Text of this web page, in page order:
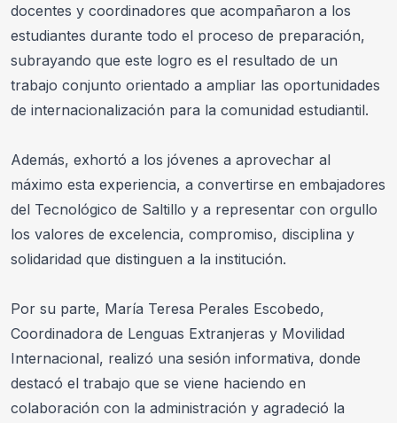
docentes y coordinadores que acompañaron a los
estudiantes durante todo el proceso de preparación,
subrayando que este logro es el resultado de un
trabajo conjunto orientado a ampliar las oportunidades
de internacionalización para la comunidad estudiantil.
Además, exhortó a los jóvenes a aprovechar al
máximo esta experiencia, a convertirse en embajadores
del Tecnológico de Saltillo y a representar con orgullo
los valores de excelencia, compromiso, disciplina y
solidaridad que distinguen a la institución.
Por su parte, María Teresa Perales Escobedo,
Coordinadora de Lenguas Extranjeras y Movilidad
Internacional, realizó una sesión informativa, donde
destacó el trabajo que se viene haciendo en
colaboración con la administración y agradeció la